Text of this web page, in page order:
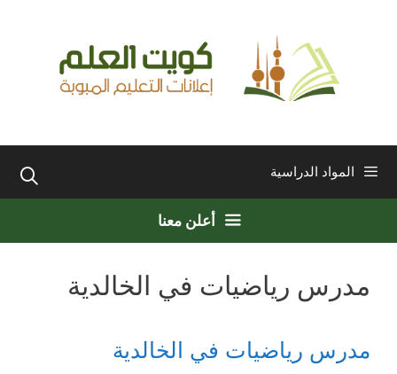
المواد الدراسية
أعلن معنا
مدرس رياضيات في الخالدية
مدرس رياضيات في الخالدية